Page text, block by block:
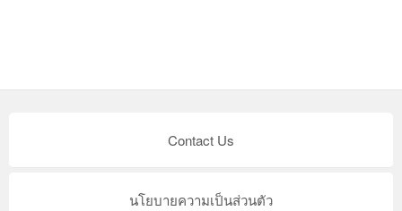
Contact Us
นโยบายความเป็นส่วนตัว